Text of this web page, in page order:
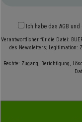
Ich habe das AGB und
Verantwortlicher für die Datei:
des Newsletters; Legitimation:
Rechte: Zugang, Berichtigung,